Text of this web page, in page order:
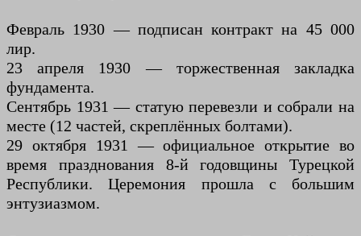
Февраль 1930 — подписан контракт на 45 000
лир.
23 апреля 1930 — торжественная закладка
фундамента.
Сентябрь 1931 — статую перевезли и собрали на
месте (12 частей, скреплённых болтами).
29 октября 1931 — официальное открытие во
время празднования 8-й годовщины Турецкой
Республики. Церемония прошла с большим
энтузиазмом.